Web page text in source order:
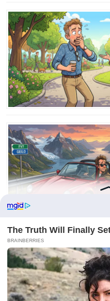
råkjøring. Grunnen? Jeg ler så tårene